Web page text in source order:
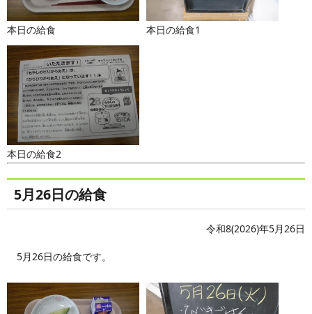
本日の給食 本日の給食1
本日の給食2
5月26日の給食
令和8(2026)年5月26日
5月26日の給食です。